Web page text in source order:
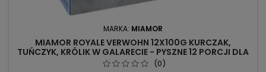
MARKA: MIAMOR
MIAMOR ROYALE VERWOHN 12X100G KURCZAK,
TUŃCZYK, KRÓLIK W GALARECIE - PYSZNE 12 PORCJI DLA
KOTA
(0)